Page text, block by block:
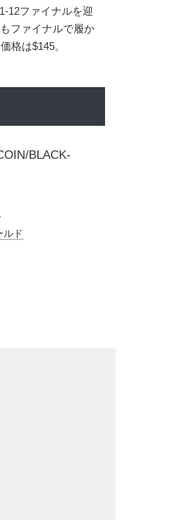
12ファイナルを迎
ファイナルで履か
格は$145。
BLACK-
ルド